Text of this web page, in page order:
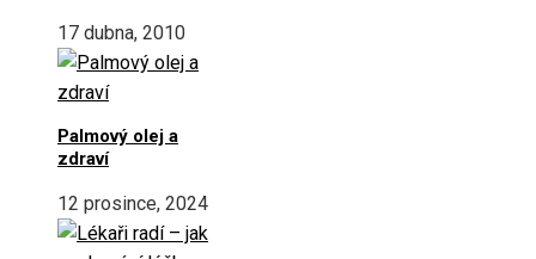
17 dubna, 2010
Palmový olej a
zdraví
12 prosince, 2024